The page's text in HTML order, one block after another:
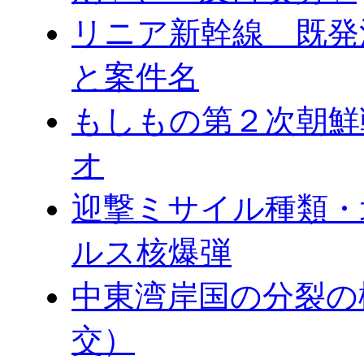
リニア新幹線 既発
と案件名
もしもの第２次朝
オ
迎撃ミサイル種類
ルス核爆弾
中東湾岸国の分裂
交）